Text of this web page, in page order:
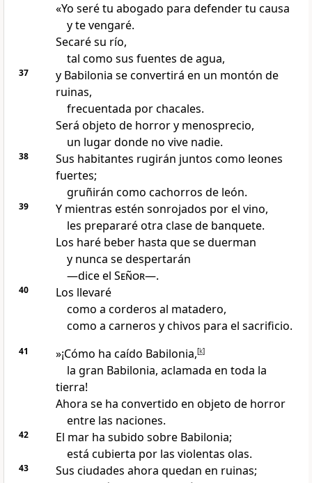
«Yo seré tu abogado para defender tu causa
y te vengaré.
Secaré su río,
tal como sus fuentes de agua,
37
y Babilonia se convertirá en un montón de
ruinas,
frecuentada por chacales.
Será objeto de horror y menosprecio,
un lugar donde no vive nadie.
38
Sus habitantes rugirán juntos como leones
fuertes;
gruñirán como cachorros de león.
39
Y mientras estén sonrojados por el vino,
les prepararé otra clase de banquete.
Los haré beber hasta que se duerman
y nunca se despertarán
—dice el Señor—.
40
Los llevaré
como a corderos al matadero,
como a carneros y chivos para el sacrificio.
41 »¡Cómo ha caído Babilonia,[k]
la gran Babilonia, aclamada en toda la
tierra!
Ahora se ha convertido en objeto de horror
entre las naciones.
42
El mar ha subido sobre Babilonia;
está cubierta por las violentas olas.
43
Sus ciudades ahora quedan en ruinas;